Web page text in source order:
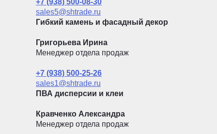
+7 (938) 500-08-30
sales5@shtrade.ru
Гибкий камень и фасадный декор
Григорьева Ирина
Менеджер отдела продаж
+7 (938) 500-25-26
sales1@shtrade.ru
ПВА дисперсии и клеи
Кравченко Александра
Менеджер отдела продаж